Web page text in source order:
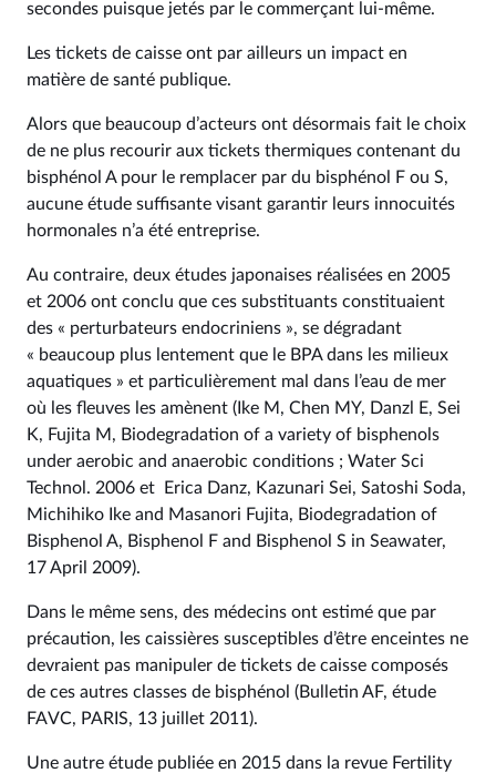
secondes puisque jetés par le commerçant lui-même.
Les tickets de caisse ont par ailleurs un impact en
matière de santé publique.
Alors que beaucoup d’acteurs ont désormais fait le choix
de ne plus recourir aux tickets thermiques contenant du
bisphénol A pour le remplacer par du bisphénol F ou S,
aucune étude suffisante visant garantir leurs innocuités
hormonales n’a été entreprise.
Au contraire, deux études japonaises réalisées en 2005
et 2006 ont conclu que ces substituants constituaient
des « perturbateurs endocriniens », se dégradant
« beaucoup plus lentement que le BPA dans les milieux
aquatiques » et particulièrement mal dans l’eau de mer
où les fleuves les amènent (Ike M, Chen MY, Danzl E, Sei
K, Fujita M, Biodegradation of a variety of bisphenols
under aerobic and anaerobic conditions ; Water Sci
Technol. 2006 et Erica Danz, Kazunari Sei, Satoshi Soda,
Michihiko Ike and Masanori Fujita, Biodegradation of
Bisphenol A, Bisphenol F and Bisphenol S in Seawater,
17 April 2009).
Dans le même sens, des médecins ont estimé que par
précaution, les caissières susceptibles d’être enceintes ne
devraient pas manipuler de tickets de caisse composés
de ces autres classes de bisphénol (Bulletin AF, étude
FAVC, PARIS, 13 juillet 2011).
Une autre étude publiée en 2015 dans la revue Fertility